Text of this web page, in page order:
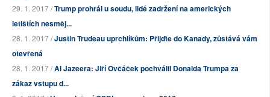
29. 1. 2017 /Trump prohrál u soudu, lidé zadržení na amerických
letištích nesměj...
28. 1. 2017 /Justin Trudeau uprchlíkům: Přijďte do Kanady, zůstává vám
otevřená
28. 1. 2017 /Al Jazeera: Jiří Ovčáček pochválil Donalda Trumpa za
zákaz vstupu d...